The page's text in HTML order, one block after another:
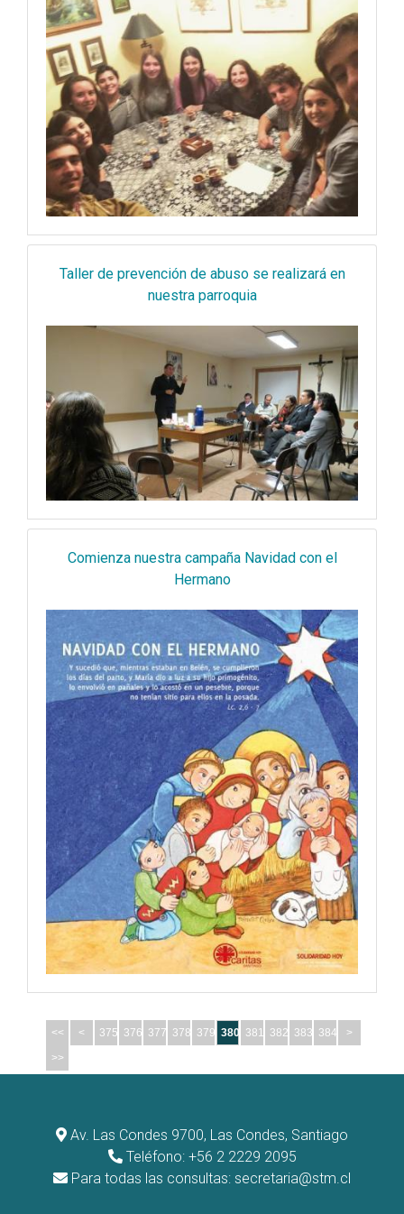
Taller de prevención de abuso se realizará en
nuestra parroquia
Comienza nuestra campaña Navidad con el
Hermano
<< < 375 376 377 378 379 380 381 382 383 384
>
>>
Av. Las Condes 9700, Las Condes, Santiago
Teléfono: +56 2 2229 2095
Para todas las consultas: secretaria@stm.cl